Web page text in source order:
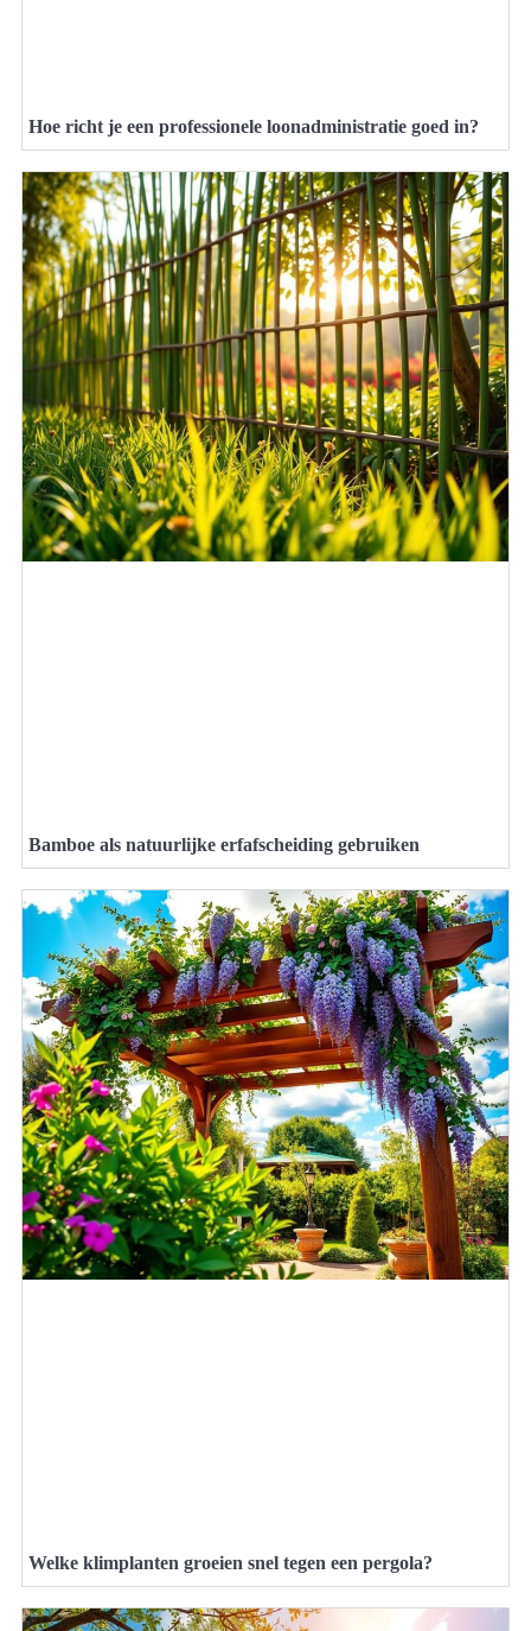
Hoe richt je een professionele loonadministratie goed in?
Bamboe als natuurlijke erfafscheiding gebruiken
Welke klimplanten groeien snel tegen een pergola?